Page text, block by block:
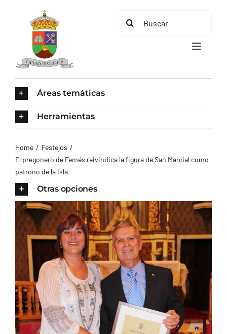
contenido
Buscar:
Toggle
AYUNTAMIENTO
TURISMO
CONTACTO
Áreas temáticas
Herramientas
Home
Festejos
El pregonero de Femés reivindica la figura de San Marcial como
patrono de la Isla
Otras opciones